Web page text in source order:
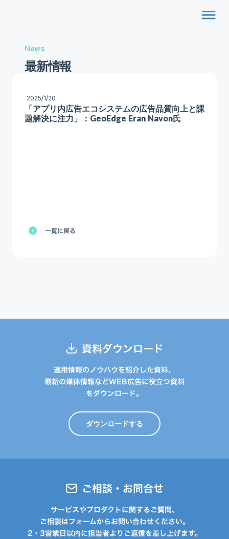
dehaze
News
最新情報
2025/1/20
「アプリ内広告エコシステムの広告品質向上と課
題解決に注力」：GeoEdge Eran Navon氏
一覧に戻る
資料ダウンロード
運用情報のノウハウを紹介した資料、
最新の媒体情報などWEB広告に役立つ資料
をダウンロード。
ダウンロードする
ご相談・お問合せ
サービスやプロダクトに関するご質問、
ご相談はフォームからお問い合わせください。
2・3営業日以内に担当者よりご返信を差し上げます。